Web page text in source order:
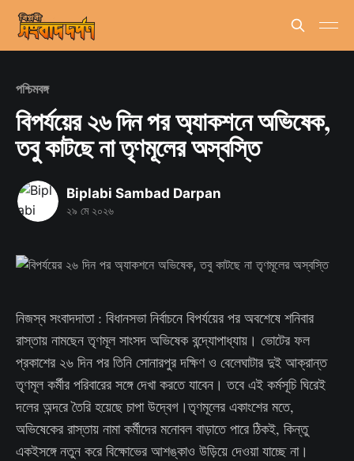
পশ্চিমবঙ্গ
বিপর্যয়ের ২৬ দিন পর অ্যাকশনে অভিষেক,
তবু কাটছে না তৃণমূলের অস্বস্তি
Biplabi Sambad Darpan
২৯ মে ২০২৬
নিজস্ব সংবাদদাতা : বিধানসভা নির্বাচনে বিপর্যয়ের পর অবশেষে শনিবার
রাস্তায় নামছেন তৃণমূল সাংসদ অভিষেক বন্দ্যোপাধ্যায়। ভোটের ফল
প্রকাশের ২৬ দিন পর তিনি সোনারপুর দক্ষিণ ও বেলেঘাটার দুই আক্রান্ত
তৃণমূল কর্মীর পরিবারের সঙ্গে দেখা করতে যাবেন। তবে এই কর্মসূচি ঘিরেই
দলের অন্দরে তৈরি হয়েছে চাপা উদ্বেগ।তৃণমূলের একাংশের মতে,
অভিষেকের রাস্তায় নামা কর্মীদের মনোবল বাড়াতে পারে ঠিকই, কিন্তু
একইসঙ্গে নতুন করে বিক্ষোভের আশঙ্কাও উড়িয়ে দেওয়া যাচ্ছে না।